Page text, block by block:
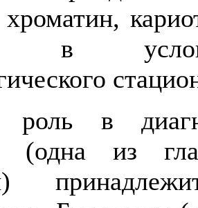
в
роль в
(одна из